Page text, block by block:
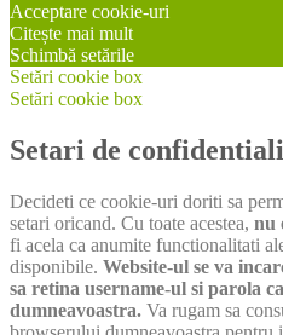
Acceptare cookie-uri
Citește mai mult
Schimbă setările
Setări cookie box
Setări cookie box
Setari de
Decideti ce cookie-uri doriti sa
setari oricand. Cu toate acestea, nu
fi acela ca anumite functionalitati
disponibile. Website-ul se va
sa retina username-ul si parola
dumneavoastra. Va rugam sa